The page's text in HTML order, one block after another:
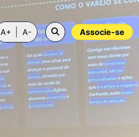
Associe-se
A+ A-